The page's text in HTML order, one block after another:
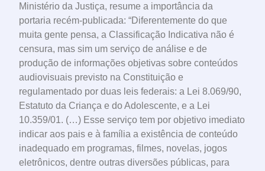
Ministério da Justiça, resume a importância da
portaria recém-publicada: “Diferentemente do que
muita gente pensa, a Classificação Indicativa não é
censura, mas sim um serviço de análise e de
produção de informações objetivas sobre conteúdos
audiovisuais previsto na Constituição e
regulamentado por duas leis federais: a Lei 8.069/90,
Estatuto da Criança e do Adolescente, e a Lei
10.359/01. (…) Esse serviço tem por objetivo imediato
indicar aos pais e à família a existência de conteúdo
inadequado em programas, filmes, novelas, jogos
eletrônicos, dentre outras diversões públicas, para